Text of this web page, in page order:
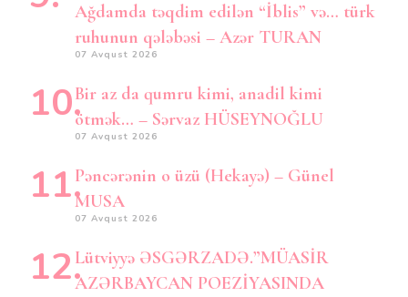
Ağdamda təqdim edilən “İblis” və… türk
ruhunun qələbəsi – Azər TURAN
07 Avqust 2026
Bir az da qumru kimi, anadil kimi
ötmək… – Sərvaz HÜSEYNOĞLU
07 Avqust 2026
Pəncərənin o üzü (Hekayə) – Günel
MUSA
07 Avqust 2026
Lütviyyə ƏSGƏRZADƏ.”MÜASİR
AZƏRBAYCAN POEZİYASINDA